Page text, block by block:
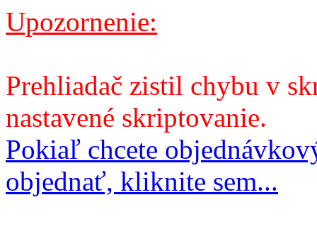
Upozornenie:
Prehliadač zistil chybu v
nastavené skriptovanie.
Pokiaľ chcete
objednať, kliknite sem...